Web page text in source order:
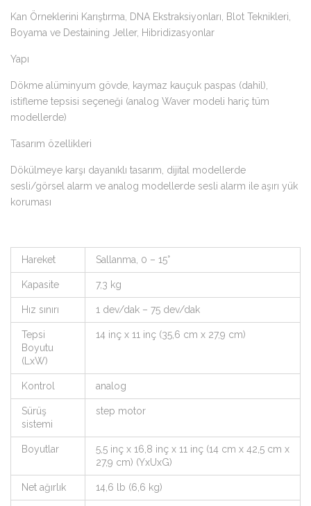
Kan Örneklerini Karıştırma, DNA Ekstraksiyonları, Blot Teknikleri,
Boyama ve Destaining Jeller, Hibridizasyonlar
Yapı
Dökme alüminyum gövde, kaymaz kauçuk paspas (dahil),
istifleme tepsisi seçeneği (analog Waver modeli hariç tüm
modellerde)
Tasarım özellikleri
Dökülmeye karşı dayanıklı tasarım, dijital modellerde
sesli/görsel alarm ve analog modellerde sesli alarm ile aşırı yük
koruması
Hareket Sallanma, 0 – 15°
Kapasite 7,3 kg
Hız sınırı 1 dev/dak – 75 dev/dak
Tepsi
Boyutu
(LxW)
14 inç x 11 inç (35,6 cm x 27,9 cm)
Kontrol analog
Sürüş
sistemi
step motor
Boyutlar
5,5 inç x 16,8 inç x 11 inç (14 cm x 42,5 cm x
27,9 cm) (YxUxG)
Net ağırlık 14,6 lb (6,6 kg)